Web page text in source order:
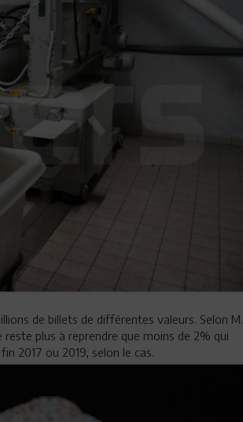
de billets de différentes valeurs. Selon M.
plus à reprendre que moins de 2% qui
2017 ou 2019, selon le cas.